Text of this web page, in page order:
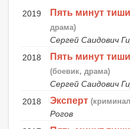
2019 Пять минут
драма)
Сергей Саидович
2018
Пять минут
(боевик, драма)
Сергей Саидович
2018
Эксперт
Рогов